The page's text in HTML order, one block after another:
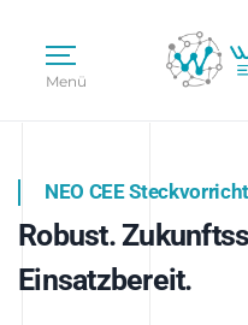
Menü
Intelligente
NEO CEE
Robust.
Einsatzbereit.
Intelligenz trifft